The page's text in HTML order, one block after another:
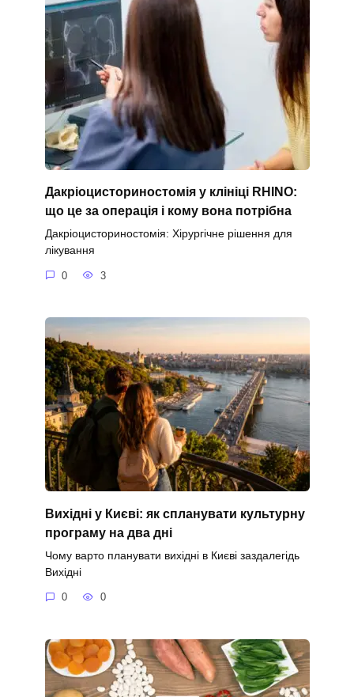
Дакріоцисториностомія у клініці RHINO:
що це за операція і кому вона потрібна
Дакріоцисториностомія: Хірургічне рішення для
лікування
0 3
Вихідні у Києві: як спланувати культурну
програму на два дні
Чому варто планувати вихідні в Києві заздалегідь
Вихідні
0 0